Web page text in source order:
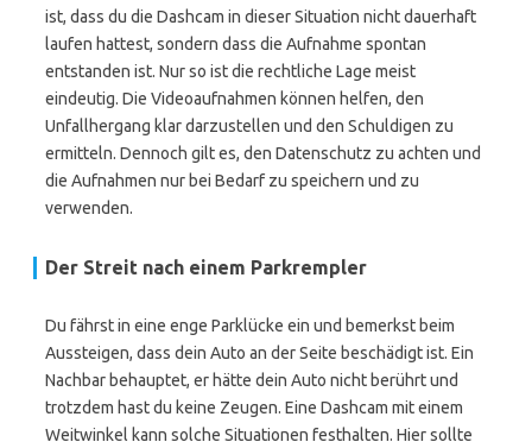
ist, dass du die Dashcam in dieser Situation nicht dauerhaft
laufen hattest, sondern dass die Aufnahme spontan
entstanden ist. Nur so ist die rechtliche Lage meist
eindeutig. Die Videoaufnahmen können helfen, den
Unfallhergang klar darzustellen und den Schuldigen zu
ermitteln. Dennoch gilt es, den Datenschutz zu achten und
die Aufnahmen nur bei Bedarf zu speichern und zu
verwenden.
Der Streit nach einem Parkrempler
Du fährst in eine enge Parklücke ein und bemerkst beim
Aussteigen, dass dein Auto an der Seite beschädigt ist. Ein
Nachbar behauptet, er hätte dein Auto nicht berührt und
trotzdem hast du keine Zeugen. Eine Dashcam mit einem
Weitwinkel kann solche Situationen festhalten. Hier sollte